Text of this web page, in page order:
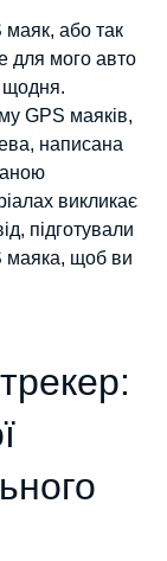
маяк, або так
для мого авто
щодня.
GPS маяків,
написана
викликає
підготували
маяка, щоб ви